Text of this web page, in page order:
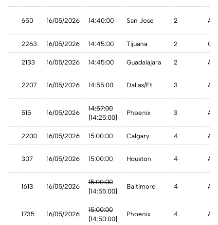
650 16/05/2026 14:40:00 San Jose 2 A
2263 16/05/2026 14:45:00 Tijuana 2
2133 16/05/2026 14:45:00 Guadalajara 2 A
2207 16/05/2026 14:55:00 Dallas/Ft 3 A
515 16/05/2026
14:57:00
[14:25:00]
Phoenix 3
2200 16/05/2026 15:00:00 Calgary 4 A
307 16/05/2026 15:00:00 Houston 4 A
1613 16/05/2026
15:00:00
[14:55:00]
Baltimore 4 A
1735 16/05/2026
15:00:00
[14:50:00]
Phoenix 4 A